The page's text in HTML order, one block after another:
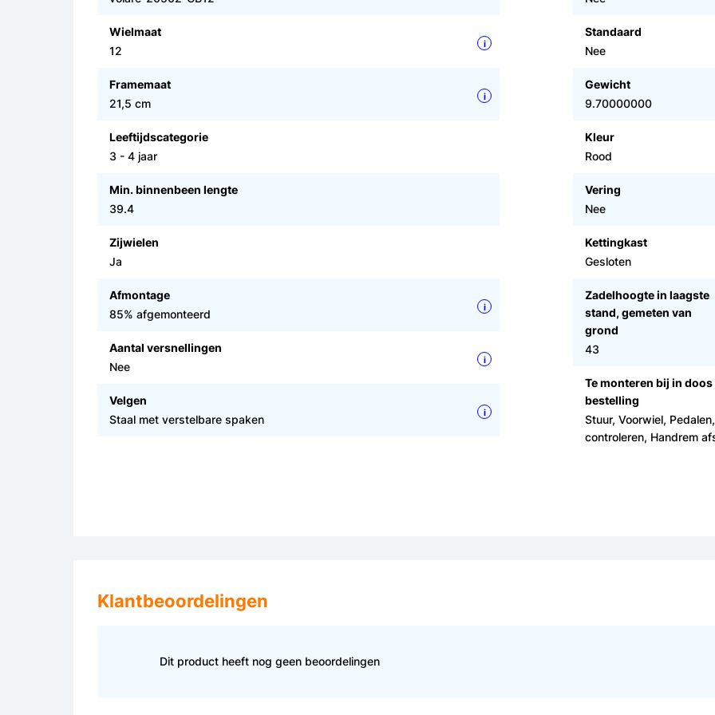
Wielmaat
12
i
Framemaat
21,5 cm
i
Leeftijdscategorie
3 - 4 jaar
Min. binnenbeen lengte
39.4
Zijwielen
Ja
Afmontage
85% afgemonteerd
i
Aantal versnellingen
Nee
i
Velgen
Staal met verstelbare spaken
i
Standaard
Nee
Gewicht
9.70000000
Kleur
Rood
Vering
Nee
Kettingkast
Gesloten
Zadelhoogte in laagste
stand, gemeten van
grond
43
Te monteren bij in doos
bestelling
Stuur, Voorwiel,
controleren, Handrem
Klantbeoordelingen
Dit product heeft nog geen beoordelingen